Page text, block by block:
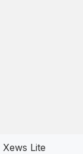
Xews Lite